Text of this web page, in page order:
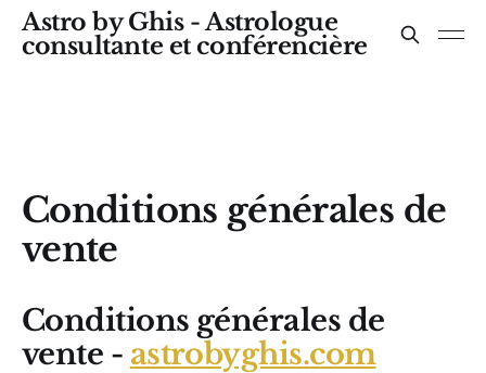
Astro by Ghis - Astrologue
consultante et conférencière
Conditions générales de
vente
Conditions générales de
vente - astrobyghis.com